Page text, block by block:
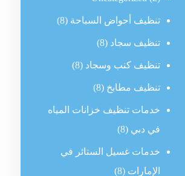
تنظيف أحواض السباحة (8)
تنظيف سجاد (8)
تنظيف كنب وسجاد (8)
تنظيف مطابخ (8)
خدمات تنظيف خزانات المياه
في دبي (8)
خدمات غسيل الستائر في
الإمارات (8)